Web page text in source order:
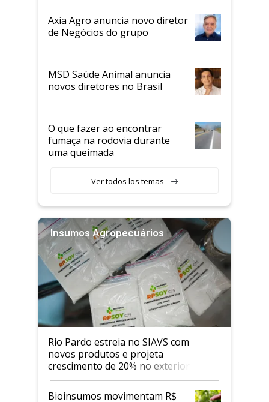
Axia Agro anuncia novo diretor
de Negócios do grupo
MSD Saúde Animal anuncia
novos diretores no Brasil
O que fazer ao encontrar
fumaça na rodovia durante
uma queimada
Ver todos los temas
Insumos Agropecuários
Rio Pardo estreia no SIAVS com
novos produtos e projeta
crescimento de 20% no exterior
Bioinsumos movimentam R$